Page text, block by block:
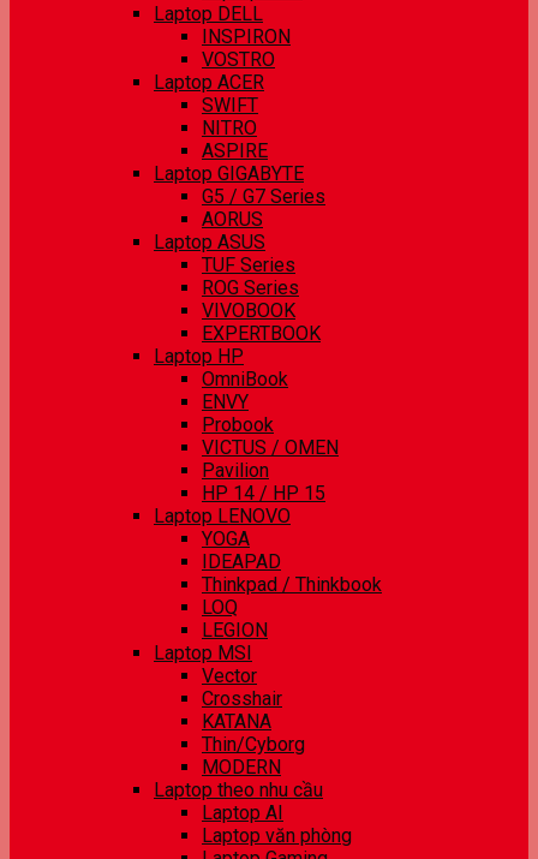
Laptop DELL
INSPIRON
VOSTRO
Laptop ACER
SWIFT
NITRO
ASPIRE
Laptop GIGABYTE
G5 / G7 Series
AORUS
Laptop ASUS
TUF Series
ROG Series
VIVOBOOK
EXPERTBOOK
Laptop HP
OmniBook
ENVY
Probook
VICTUS / OMEN
Pavilion
HP 14 / HP 15
Laptop LENOVO
YOGA
IDEAPAD
Thinkpad / Thinkbook
LOQ
LEGION
Laptop MSI
Vector
Crosshair
KATANA
Thin/Cyborg
MODERN
Laptop theo nhu cầu
Laptop AI
Laptop văn phòng